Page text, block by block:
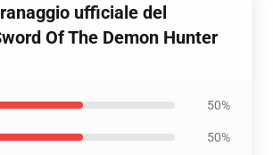
ufficiale del
Of The Demon Hunter
50%
50%